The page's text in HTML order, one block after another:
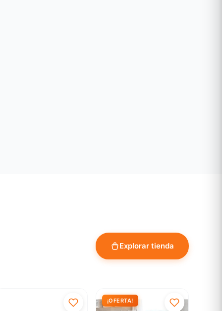
Explorar tienda
¡OFERTA!